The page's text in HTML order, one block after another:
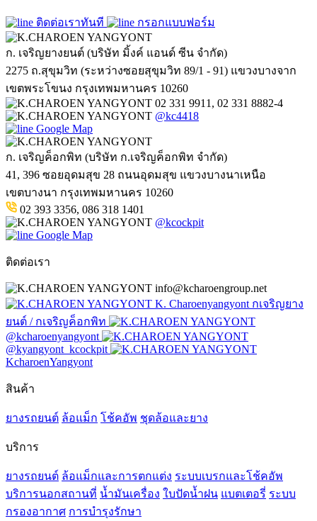
ติดต่อเราทันที กรอกแบบฟอร์ม
ก. เจริญยางยนต์ (บริษัท มิ้งค์ แอนด์ ซีน จำกัด)
2275 ถ.สุขุมวิท (ระหว่างซอยสุขุมวิท 89/1 - 91) แขวงบางจาก
เขตพระโขนง กรุงเทพมหานคร 10260
02 331 9911, 02 331 8882-4
@kc4418
Google Map
ก. เจริญค็อกพิท (บริษัท ก.เจริญค็อกพิท จำกัด)
41, 396 ซอยอุดมสุข 28 ถนนอุดมสุข แขวงบางนาเหนือ
เขตบางนา กรุงเทพมหานคร 10260
02 393 3356, 086 318 1401
@kcockpit
Google Map
ติดต่อเรา
info@kcharoengroup.net
K. Charoenyangyont กเจริญยาง
ยนต์ / กเจริญค็อกพิท
@kcharoenyangyont
@kyangyont_kcockpit
KcharoenYangyont
สินค้า
ยางรถยนต์ ล้อแม็ก โช้คอัพ ชุดล้อและยาง
บริการ
ยางรถยนต์ ล้อแม็กและการตกแต่ง ระบบเบรกและโช้คอัพ
บริการนอกสถานที่ น้ำมันเครื่อง ใบปัดน้ำฝน แบตเตอรี่ ระบบ
กรองอากาศ การบำรุงรักษา